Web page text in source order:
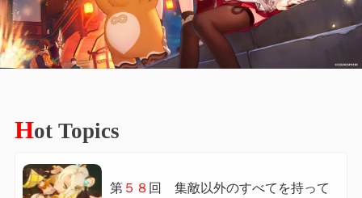
Hot Topics
第５８ 回 集敵以外のすべてを持って